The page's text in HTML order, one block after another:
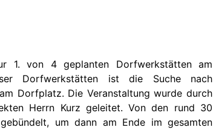
1. von 4 geplanten Dorfwerkstätten am
Dorfwerkstätten ist die Suche nach
Dorfplatz. Die Veranstaltung wurde durch
Herrn Kurz geleitet. Von den rund 30
um dann am Ende im gesamten